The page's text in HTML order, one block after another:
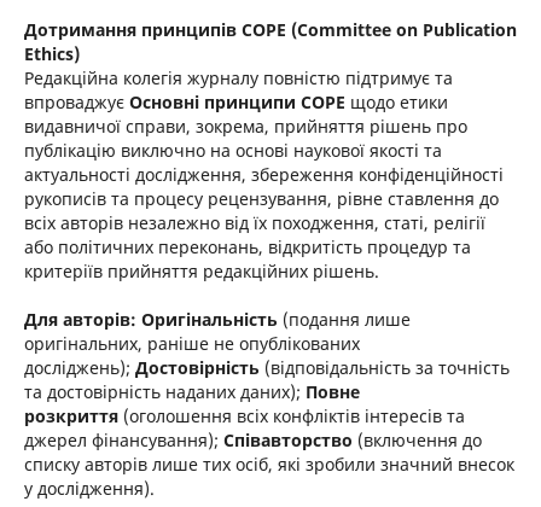
Дотримання принципів COPE (Committee on Publication
Ethics)
Редакційна колегія журналу повністю підтримує та
впроваджує Основні принципи COPE щодо етики
видавничої справи, зокрема, прийняття рішень про
публікацію виключно на основі наукової якості та
актуальності дослідження, збереження конфіденційності
рукописів та процесу рецензування, рівне ставлення до
всіх авторів незалежно від їх походження, статі, релігії
або політичних переконань, відкритість процедур та
критеріїв прийняття редакційних рішень.
Для авторів: Оригінальність (подання лише
оригінальних, раніше не опублікованих
досліджень); Достовірність (відповідальність за точність
та достовірність наданих даних); Повне
розкриття(оголошення всіх конфліктів інтересів та
джерел фінансування); Співавторство (включення до
списку авторів лише тих осіб, які зробили значний внесок
у дослідження).